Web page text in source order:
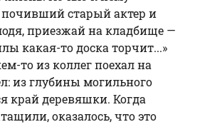
старый актер и
приезжай на кладбище —
какая-то доска торчит...»
то из коллег поехал на
из глубины могильного
край деревяшки. Когда
оказалось, что это